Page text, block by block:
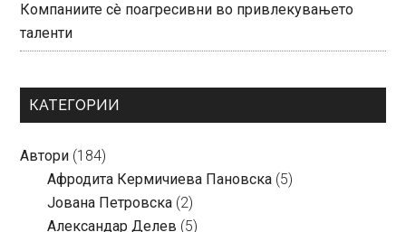
Компаниите сè поагресивни во привлекувањето
таленти
КАТЕГОРИИ
Автори (184)
Aфродита Кермичиева Пановска (5)
Јована Петровска (2)
Александар Делев (5)